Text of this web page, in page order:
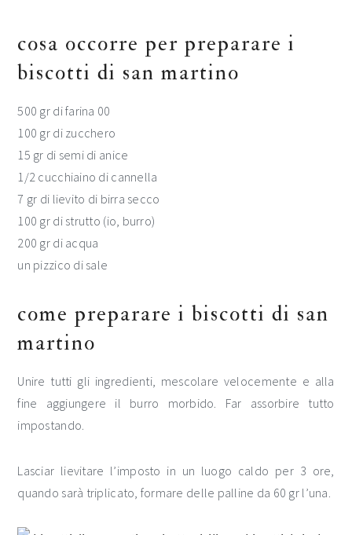
cosa occorre per preparare i
biscotti di san martino
500 gr di farina 00
100 gr di zucchero
15 gr di semi di anice
1/2 cucchiaino di cannella
7 gr di lievito di birra secco
100 gr di strutto (io, burro)
200 gr di acqua
un pizzico di sale
come preparare i biscotti di san
martino
Unire tutti gli ingredienti, mescolare velocemente e alla
fine aggiungere il burro morbido. Far assorbire tutto
impostando.
Lasciar lievitare l’imposto in un luogo caldo per 3 ore,
quando sarà triplicato, formare delle palline da 60 gr l’una.